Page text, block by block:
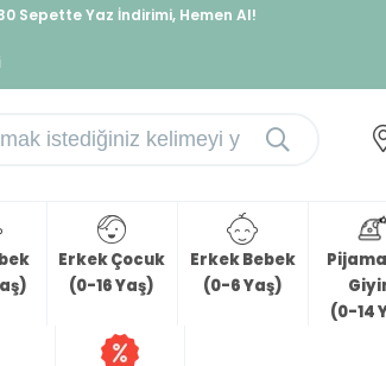
Sepette Yaz İndirimi, Hemen Al!
Erkek Çocuk
(0-16 Yaş)
Erkek Bebek
(0-6 Yaş)
(0-14